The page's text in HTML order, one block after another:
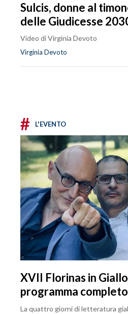
Sulcis, donne al
delle Giudicesse
Video di Virginia Devoto
Virginia Devoto
# L'EVENTO
XVII Florinas in
programma completo
La quattro giorni di letteratura